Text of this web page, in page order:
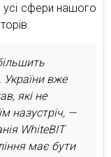
усі сфери нашого
України вже
які не
назустріч, —
WhiteBIT
має бути